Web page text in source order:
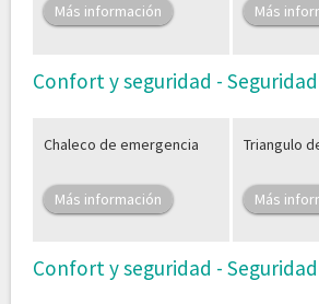
Más información
Más
Confort y seguridad -
Chaleco de emergencia
Más información
Triangulo
Más
Confort y seguridad -